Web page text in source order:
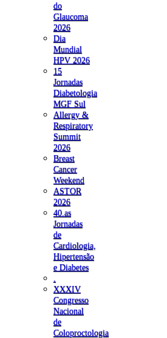
do
Glaucoma
2026
Dia
Mundial
HPV 2026
15
Jornadas
Diabetologia
MGF Sul
Allergy &
Respiratory
Summit
2026
Breast
Cancer
Weekend
ASTOR
2026
40.as
Jornadas
de
Cardiologia,
Hipertensão
e Diabetes
XXXIV
Congresso
Nacional
de
Coloproctologia